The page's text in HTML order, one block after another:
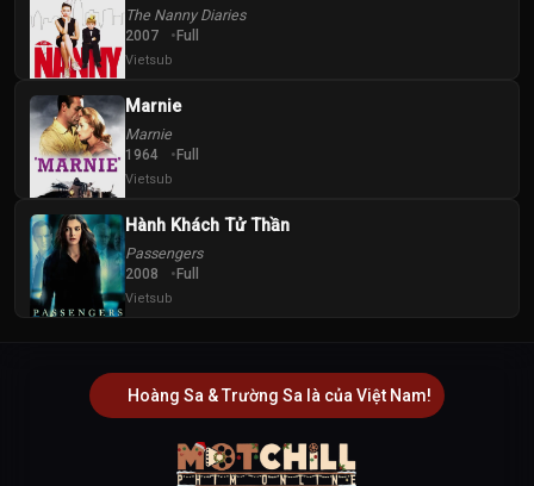
The Nanny Diaries
2007 Full
Vietsub
Marnie
Marnie
1964 Full
Vietsub
Hành Khách Tử Thần
Passengers
2008 Full
Vietsub
Hoàng Sa & Trường Sa là của Việt Nam!